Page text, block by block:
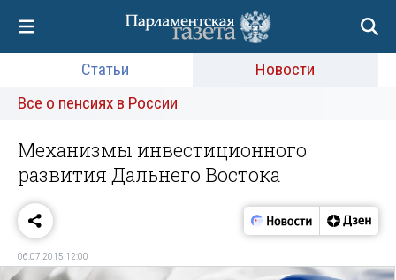
Статьи
Новости
Все о пенсиях в России
Механизмы инвестиционного
развития Дальнего Востока
06.07.2015 12:00